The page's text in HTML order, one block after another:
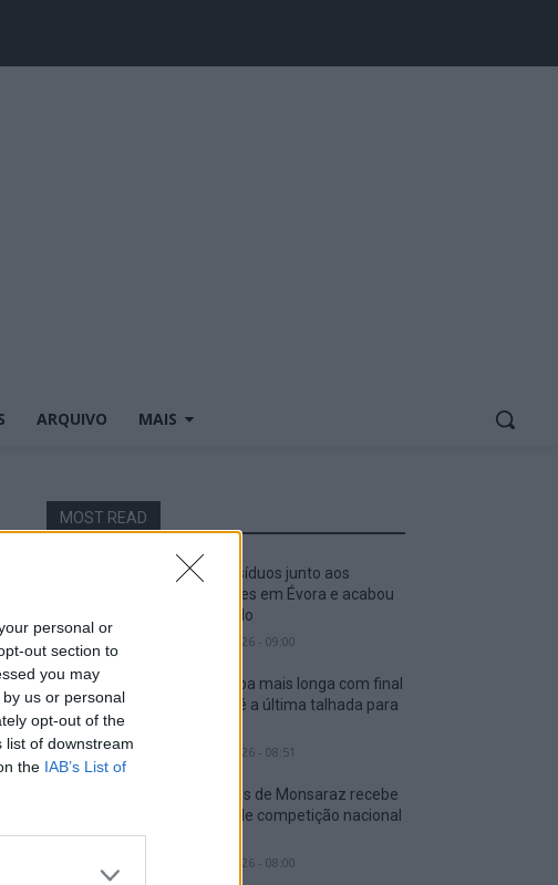
personal or
out section to
you may
us or personal
opt-out of the
list of downstream
the IAB’s List of
ARQUIVO MAIS
MOST READ
Deixou resíduos junto aos
contentores em Évora e acabou
identificado
8 Agosto, 2026 - 09:00
Volta: Etapa mais longa com final
em Elvas é a última talhada para
8 Agosto, 2026 - 08:51
Reguengos de Monsaraz recebe
dois dias de competição nacional
8 Agosto, 2026 - 08:00